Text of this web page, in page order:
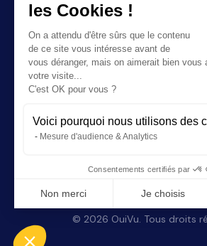
Rendez-vous en ligne avec
votre opticien.
© 2026 OuiVu. Tous droits
les Cookies !
On a attendu d'être sûrs que le contenu
de ce site vous intéresse avant de
vous déranger, mais on aimerait bien vous
votre visite...
C'est OK pour vous ?
Voici pourquoi nous utilisons des
Mesure d'audience & Analytics
Consentements certifiés par
Non merci Je choisis
Axeptio consent
Plateforme de Gestion du Consentement :
Notre plateforme vous permet d'adapter et